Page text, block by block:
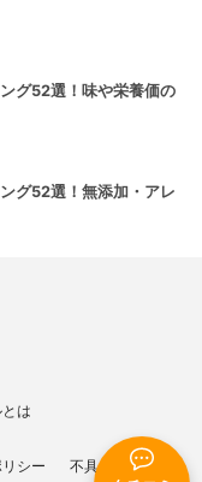
グ52選！味や栄養価の
グ52選！無添加・アレ
は
シー 不具合報告